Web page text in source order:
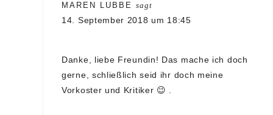
MAREN LUBBE sagt
14. September 2018 um 18:45
Danke, liebe Freundin! Das mache ich doch
gerne, schließlich seid ihr doch meine
Vorkoster und Kritiker 😉 .